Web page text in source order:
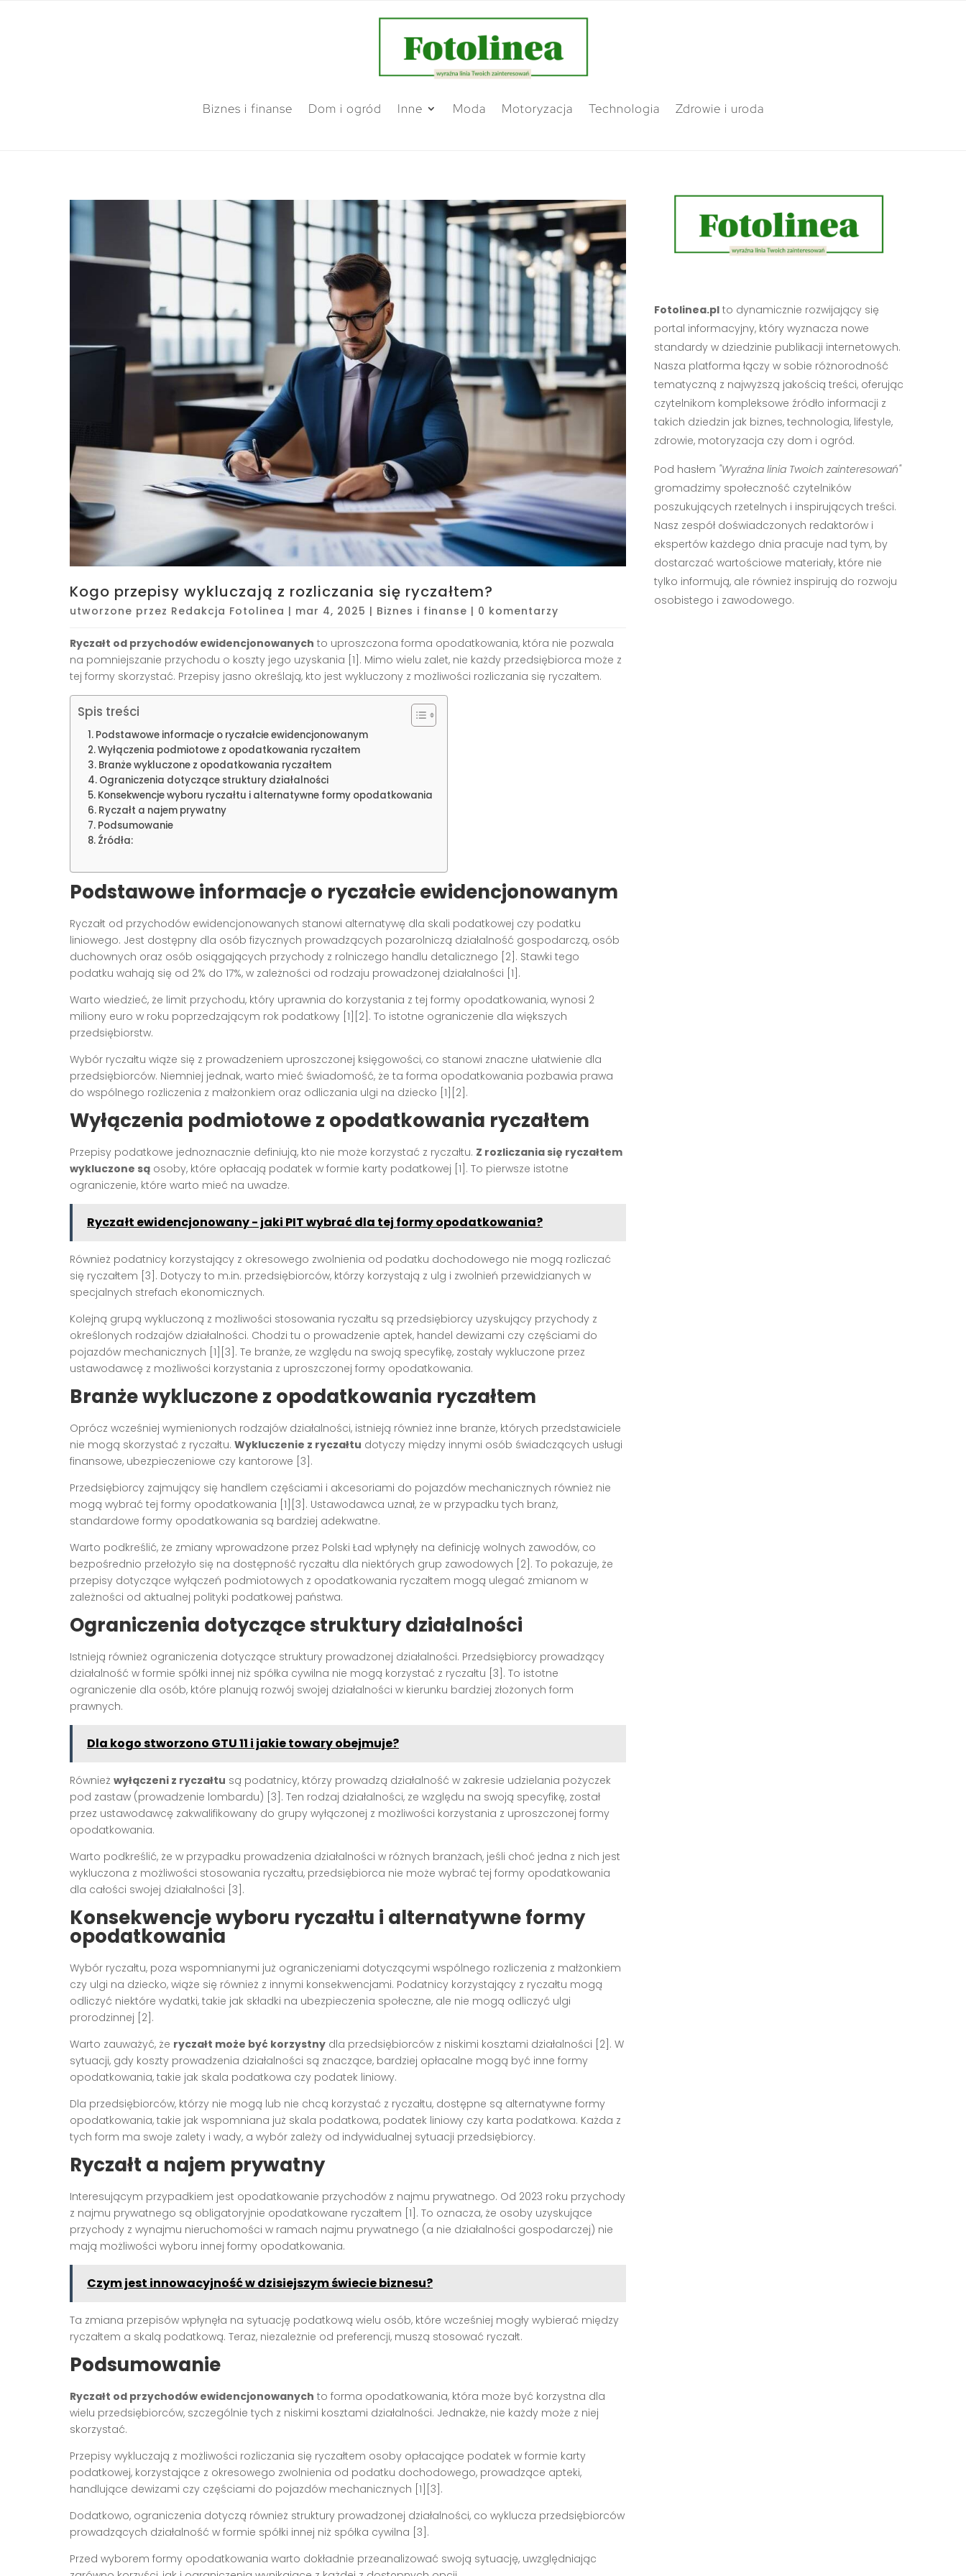
Biznes i finanse Dom i ogród Inne Moda Motoryzacja Technologia Zdrowie i uroda
Kogo przepisy wykluczają z rozliczania się ryczałtem?
utworzone przez Redakcja Fotolinea | mar 4, 2025 | Biznes i finanse | 0 komentarzy
Ryczałt od przychodów ewidencjonowanych to uproszczona forma opodatkowania, która nie pozwala
na pomniejszanie przychodu o koszty jego uzyskania [1]. Mimo wielu zalet, nie każdy przedsiębiorca może z
tej formy skorzystać. Przepisy jasno określają, kto jest wykluczony z możliwości rozliczania się ryczałtem.
Spis treści
Podstawowe informacje o ryczałcie ewidencjonowanym
Wyłączenia podmiotowe z opodatkowania ryczałtem
Branże wykluczone z opodatkowania ryczałtem
Ograniczenia dotyczące struktury działalności
Konsekwencje wyboru ryczałtu i alternatywne formy opodatkowania
Ryczałt a najem prywatny
Podsumowanie
Źródła:
Podstawowe informacje o ryczałcie ewidencjonowanym
Ryczałt od przychodów ewidencjonowanych stanowi alternatywę dla skali podatkowej czy podatku
liniowego. Jest dostępny dla osób fizycznych prowadzących pozarolniczą działalność gospodarczą, osób
duchownych oraz osób osiągających przychody z rolniczego handlu detalicznego [2]. Stawki tego
podatku wahają się od 2% do 17%, w zależności od rodzaju prowadzonej działalności [1].
Warto wiedzieć, że limit przychodu, który uprawnia do korzystania z tej formy opodatkowania, wynosi 2
miliony euro w roku poprzedzającym rok podatkowy [1][2]. To istotne ograniczenie dla większych
przedsiębiorstw.
Wybór ryczałtu wiąże się z prowadzeniem uproszczonej księgowości, co stanowi znaczne ułatwienie dla
przedsiębiorców. Niemniej jednak, warto mieć świadomość, że ta forma opodatkowania pozbawia prawa
do wspólnego rozliczenia z małżonkiem oraz odliczania ulgi na dziecko [1][2].
Wyłączenia podmiotowe z opodatkowania ryczałtem
Przepisy podatkowe jednoznacznie definiują, kto nie może korzystać z ryczałtu. Z rozliczania się ryczałtem
wykluczone są osoby, które opłacają podatek w formie karty podatkowej [1]. To pierwsze istotne
ograniczenie, które warto mieć na uwadze.
Ryczałt ewidencjonowany - jaki PIT wybrać dla tej formy opodatkowania?
Również podatnicy korzystający z okresowego zwolnienia od podatku dochodowego nie mogą rozliczać
się ryczałtem [3]. Dotyczy to m.in. przedsiębiorców, którzy korzystają z ulg i zwolnień przewidzianych w
specjalnych strefach ekonomicznych.
Kolejną grupą wykluczoną z możliwości stosowania ryczałtu są przedsiębiorcy uzyskujący przychody z
określonych rodzajów działalności. Chodzi tu o prowadzenie aptek, handel dewizami czy częściami do
pojazdów mechanicznych [1][3]. Te branże, ze względu na swoją specyfikę, zostały wykluczone przez
ustawodawcę z możliwości korzystania z uproszczonej formy opodatkowania.
Branże wykluczone z opodatkowania ryczałtem
Oprócz wcześniej wymienionych rodzajów działalności, istnieją również inne branże, których przedstawiciele
nie mogą skorzystać z ryczałtu. Wykluczenie z ryczałtu dotyczy między innymi osób świadczących usługi
finansowe, ubezpieczeniowe czy kantorowe [3].
Przedsiębiorcy zajmujący się handlem częściami i akcesoriami do pojazdów mechanicznych również nie
mogą wybrać tej formy opodatkowania [1][3]. Ustawodawca uznał, że w przypadku tych branż,
standardowe formy opodatkowania są bardziej adekwatne.
Warto podkreślić, że zmiany wprowadzone przez Polski Ład wpłynęły na definicję wolnych zawodów, co
bezpośrednio przełożyło się na dostępność ryczałtu dla niektórych grup zawodowych [2]. To pokazuje, że
przepisy dotyczące wyłączeń podmiotowych z opodatkowania ryczałtem mogą ulegać zmianom w
zależności od aktualnej polityki podatkowej państwa.
Ograniczenia dotyczące struktury działalności
Istnieją również ograniczenia dotyczące struktury prowadzonej działalności. Przedsiębiorcy prowadzący
działalność w formie spółki innej niż spółka cywilna nie mogą korzystać z ryczałtu [3]. To istotne
ograniczenie dla osób, które planują rozwój swojej działalności w kierunku bardziej złożonych form
prawnych.
Dla kogo stworzono GTU 11 i jakie towary obejmuje?
Również wyłączeni z ryczałtu są podatnicy, którzy prowadzą działalność w zakresie udzielania pożyczek
pod zastaw (prowadzenie lombardu) [3]. Ten rodzaj działalności, ze względu na swoją specyfikę, został
przez ustawodawcę zakwalifikowany do grupy wyłączonej z możliwości korzystania z uproszczonej formy
opodatkowania.
Warto podkreślić, że w przypadku prowadzenia działalności w różnych branżach, jeśli choć jedna z nich jest
wykluczona z możliwości stosowania ryczałtu, przedsiębiorca nie może wybrać tej formy opodatkowania
dla całości swojej działalności [3].
Konsekwencje wyboru ryczałtu i alternatywne formy
opodatkowania
Wybór ryczałtu, poza wspomnianymi już ograniczeniami dotyczącymi wspólnego rozliczenia z małżonkiem
czy ulgi na dziecko, wiąże się również z innymi konsekwencjami. Podatnicy korzystający z ryczałtu mogą
odliczyć niektóre wydatki, takie jak składki na ubezpieczenia społeczne, ale nie mogą odliczyć ulgi
prorodzinnej [2].
Warto zauważyć, że ryczałt może być korzystny dla przedsiębiorców z niskimi kosztami działalności [2]. W
sytuacji, gdy koszty prowadzenia działalności są znaczące, bardziej opłacalne mogą być inne formy
opodatkowania, takie jak skala podatkowa czy podatek liniowy.
Dla przedsiębiorców, którzy nie mogą lub nie chcą korzystać z ryczałtu, dostępne są alternatywne formy
opodatkowania, takie jak wspomniana już skala podatkowa, podatek liniowy czy karta podatkowa. Każda z
tych form ma swoje zalety i wady, a wybór zależy od indywidualnej sytuacji przedsiębiorcy.
Ryczałt a najem prywatny
Interesującym przypadkiem jest opodatkowanie przychodów z najmu prywatnego. Od 2023 roku przychody
z najmu prywatnego są obligatoryjnie opodatkowane ryczałtem [1]. To oznacza, że osoby uzyskujące
przychody z wynajmu nieruchomości w ramach najmu prywatnego (a nie działalności gospodarczej) nie
mają możliwości wyboru innej formy opodatkowania.
Czym jest innowacyjność w dzisiejszym świecie biznesu?
Ta zmiana przepisów wpłynęła na sytuację podatkową wielu osób, które wcześniej mogły wybierać między
ryczałtem a skalą podatkową. Teraz, niezależnie od preferencji, muszą stosować ryczałt.
Podsumowanie
Ryczałt od przychodów ewidencjonowanych to forma opodatkowania, która może być korzystna dla
wielu przedsiębiorców, szczególnie tych z niskimi kosztami działalności. Jednakże, nie każdy może z niej
skorzystać.
Przepisy wykluczają z możliwości rozliczania się ryczałtem osoby opłacające podatek w formie karty
podatkowej, korzystające z okresowego zwolnienia od podatku dochodowego, prowadzące apteki,
handlujące dewizami czy częściami do pojazdów mechanicznych [1][3].
Dodatkowo, ograniczenia dotyczą również struktury prowadzonej działalności, co wyklucza przedsiębiorców
prowadzących działalność w formie spółki innej niż spółka cywilna [3].
Przed wyborem formy opodatkowania warto dokładnie przeanalizować swoją sytuację, uwzględniając
Fotolinea.plto dynamicznie rozwijający się
portal informacyjny, który wyznacza nowe
standardy w dziedzinie publikacji internetowych.
Nasza platforma łączy w sobie różnorodność
tematyczną z najwyższą jakością treści, oferując
czytelnikom kompleksowe źródło informacji z
takich dziedzin jak biznes, technologia, lifestyle,
zdrowie, motoryzacja czy dom i ogród.
Pod hasłem "Wyraźna linia Twoich zainteresowań"
gromadzimy społeczność czytelników
poszukujących rzetelnych i inspirujących treści.
Nasz zespół doświadczonych redaktorów i
ekspertów każdego dnia pracuje nad tym, by
dostarczać wartościowe materiały, które nie
tylko informują, ale również inspirują do rozwoju
osobistego i zawodowego.